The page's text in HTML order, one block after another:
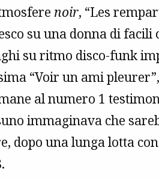
noir, “Les
su una donna di facili
su ritmo disco-funk
“Voir un ami
al numero 1
immaginava che
dopo una lunga lotta